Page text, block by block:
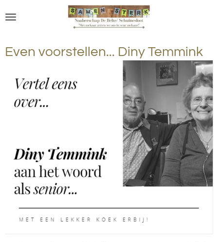
direct
de
hoofdinhoud
Even voorstellen... Diny Temmink